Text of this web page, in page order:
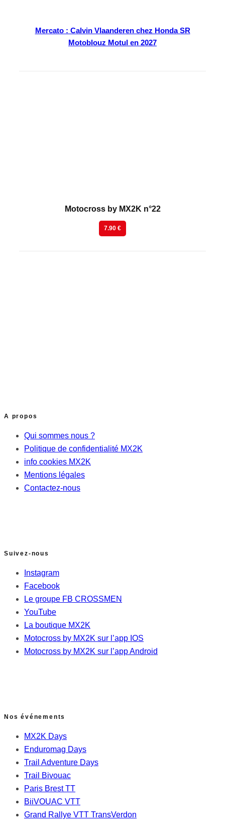
Mercato : Calvin Vlaanderen chez Honda SR
Motoblouz Motul en 2027
Motocross by MX2K n°22
7.90 €
A propos
Qui sommes nous ?
Politique de confidentialité MX2K
info cookies MX2K
Mentions légales
Contactez-nous
Suivez-nous
Instagram
Facebook
Le groupe FB CROSSMEN
YouTube
La boutique MX2K
Motocross by MX2K sur l’app IOS
Motocross by MX2K sur l’app Android
Nos événements
MX2K Days
Enduromag Days
Trail Adventure Days
Trail Bivouac
Paris Brest TT
BiiVOUAC VTT
Grand Rallye VTT TransVerdon